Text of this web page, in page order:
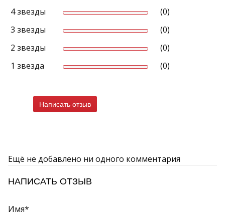
4 звезды
(0)
3 звезды
(0)
2 звезды
(0)
1 звезда
(0)
Написать отзыв
Ещё не добавлено ни одного комментария
НАПИСАТЬ ОТЗЫВ
Имя*